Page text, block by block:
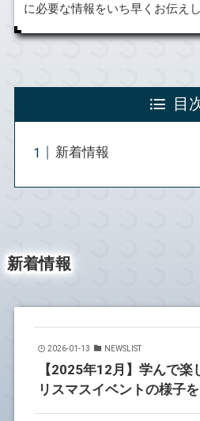
に必要な情報をいち早くお伝えし
目
新着情報
新着情報
2026-01-13 NEWSLIST
【2025年12月】学んで楽
リスマスイベントの様子